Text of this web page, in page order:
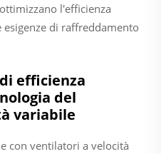
l'efficienza
di raffreddamento
efficienza
del
variabile
con ventilatori a velocità